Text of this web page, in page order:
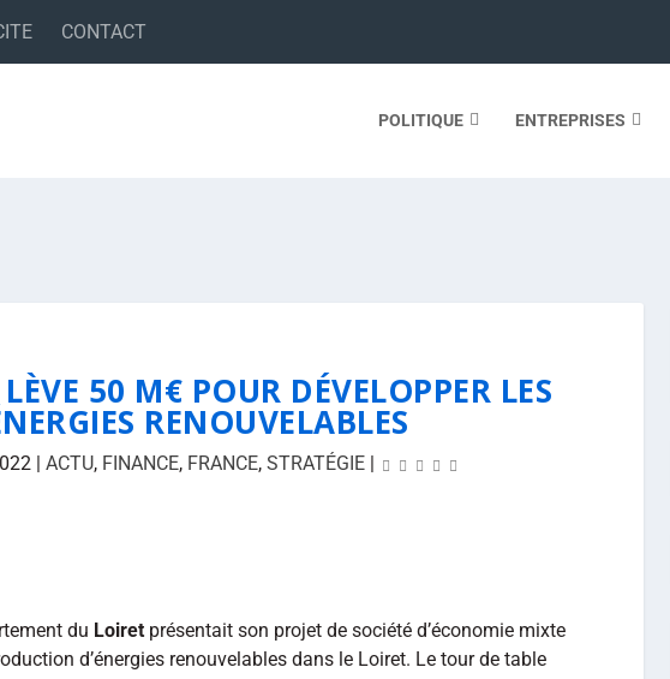
CONTACT
POLITIQUE ENTREPRISES
50 M€ POUR DÉVELOPPER LES
RENOUVELABLES
| ACTU, FINANCE, FRANCE, STRATÉGIE |
du Loiret présentait son projet de société d’économie mixte
d’énergies renouvelables dans le Loiret. Le tour de table